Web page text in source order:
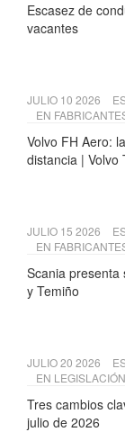
Escasez de
vacantes
JULIO 10 2026
EN
Volvo FH Aero:
distancia | Volvo
JULIO 15 2026
EN
Scania presenta
y Temiño
JULIO 20 2026
EN LEGISLACIÓN
Tres cambios
julio de 2026